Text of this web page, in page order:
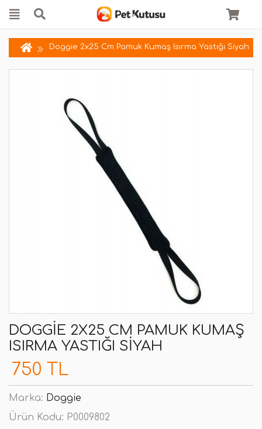
Doggie 2x25 Cm Pamuk Kumaş Isırma Yastığı Siyah
DOGGIE 2X25 CM PAMUK KUMAŞ
ISIRMA YASTIĞI SIYAH
750 TL
Marka: Doggie
Ürün Kodu: P0009802